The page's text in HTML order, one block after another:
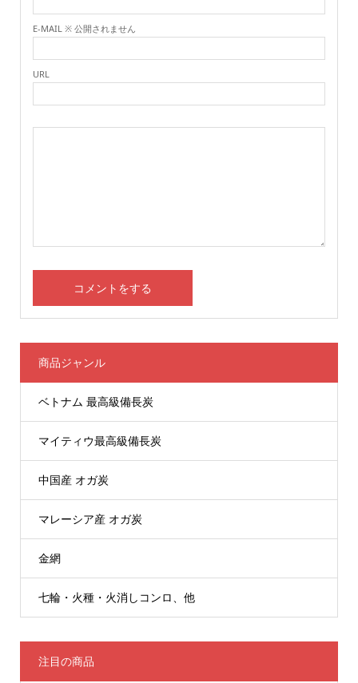
E-MAIL ※ 公開されません
URL
商品ジャンル
ベトナム 最高級備長炭
マイティウ最高級備長炭
中国産 オガ炭
マレーシア産 オガ炭
金網
七輪・火種・火消しコンロ、他
注目の商品